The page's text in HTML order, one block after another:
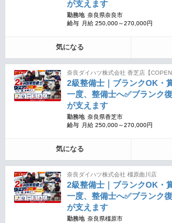
が支えます
勤務地 奈良県奈良市
給与
月給 250,000～270,000円
気になる
奈良ダイハツ株式会社 香芝店【COPEN
2級整備士｜ブランクOK・
一度、整備士へ✅ブランク
が支えます
勤務地 奈良県香芝市
給与
月給 250,000～270,000円
気になる
奈良ダイハツ株式会社 橿原曲川店
2級整備士｜ブランクOK・
一度、整備士へ✅ブランク
が支えます
勤務地 奈良県橿原市